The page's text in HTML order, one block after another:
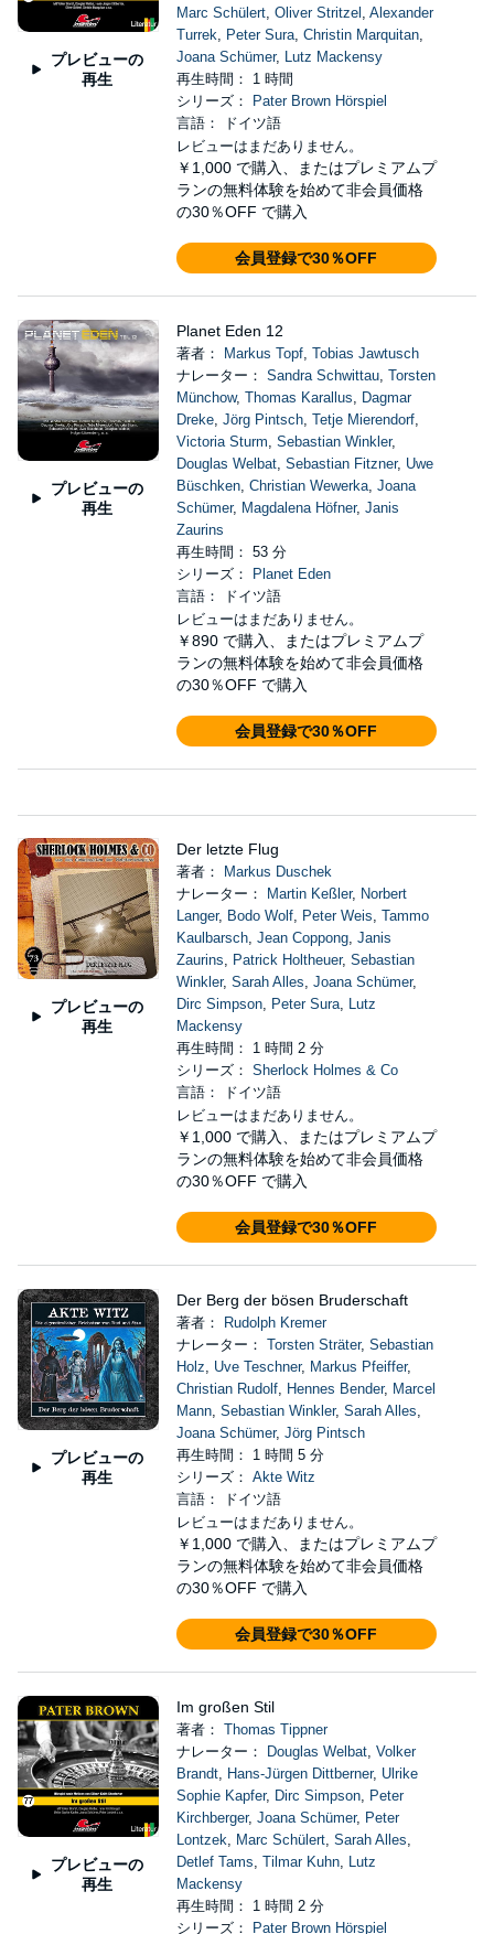
プレビューの
再生
Marc Schülert, Oliver Stritzel , Alexander
Turrek, Peter Sura, Christin Marquitan,
Joana Schümer, Lutz Mackensy
再生時間： 1 時間
シリーズ：
Pater Brown Hörspiel
言語： ドイツ語
レビューはまだありません。
￥1,000 で購入、またはプレミアムプ
ランの無料体験を始めて非会員価格
の30％OFF で購入
会員登録で30％OFF
プレビューの
再生
Planet Eden 12
著者： Markus Topf, Tobias Jawtusch
ナレーター： Sandra Schwittau, Torsten
Münchow, Thomas Karallus, Dagmar
Dreke, Jörg Pintsch, Tetje Mierendorf,
Victoria Sturm, Sebastian Winkler,
Douglas Welbat, Sebastian Fitzner, Uwe
Büschken, Christian Wewerka, Joana
Schümer, Magdalena Höfner, Janis
Zaurins
再生時間： 53 分
シリーズ：
Planet Eden
言語： ドイツ語
レビューはまだありません。
￥890 で購入、またはプレミアムプ
ランの無料体験を始めて非会員価格
の30％OFF で購入
会員登録で30％OFF
プレビューの
再生
Der letzte Flug
著者：
Markus Duschek
ナレーター：
Martin Keßler, Norbert
Langer, Bodo Wolf, Peter Weis, Tammo
Kaulbarsch, Jean Coppong, Janis
Zaurins, Patrick Holtheuer, Sebastian
Winkler, Sarah Alles, Joana Schümer,
Dirc Simpson, Peter Sura, Lutz
Mackensy
再生時間： 1 時間 2 分
シリーズ： Sherlock Holmes & Co
言語： ドイツ語
レビューはまだありません。
￥1,000 で購入、またはプレミアムプ
ランの無料体験を始めて非会員価格
の30％OFF で購入
会員登録で30％OFF
プレビューの
再生
Der Berg der bösen Bruderschaft
著者：
Rudolph Kremer
ナレーター： Torsten Sträter, Sebastian
Holz, Uve Teschner, Markus Pfeiffer,
Christian Rudolf, Hennes Bender, Marcel
Mann, Sebastian Winkler, Sarah Alles,
Joana Schümer, Jörg Pintsch
再生時間： 1 時間 5 分
シリーズ： Akte Witz
言語： ドイツ語
レビューはまだありません。
￥1,000 で購入、またはプレミアムプ
ランの無料体験を始めて非会員価格
の30％OFF で購入
会員登録で30％OFF
プレビューの
再生
Im großen Stil
著者： Thomas Tippner
ナレーター：
Douglas Welbat, Volker
Brandt, Hans-Jürgen Dittberner, Ulrike
Sophie Kapfer, Dirc Simpson, Peter
Kirchberger, Joana Schümer, Peter
Lontzek, Marc Schülert, Sarah Alles,
Detlef Tams, Tilmar Kuhn, Lutz
Mackensy
再生時間： 1 時間 2 分
シリーズ：
Pater Brown Hörspiel